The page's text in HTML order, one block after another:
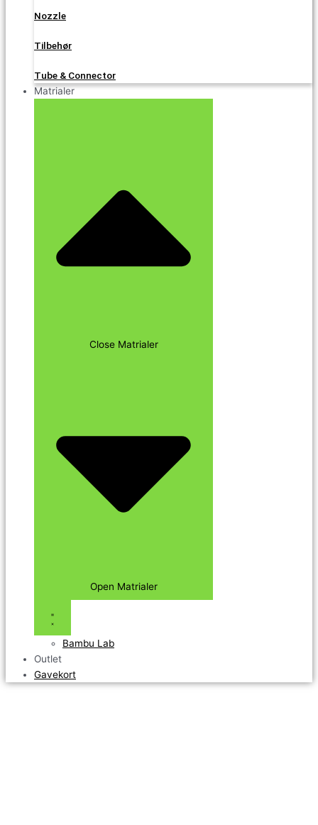
Nozzle
Tilbehør
Tube & Connector
Matrialer
Close Matrialer
Open Matrialer
Bambu Lab
Outlet
Gavekort